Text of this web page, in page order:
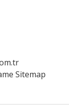
Sitemap